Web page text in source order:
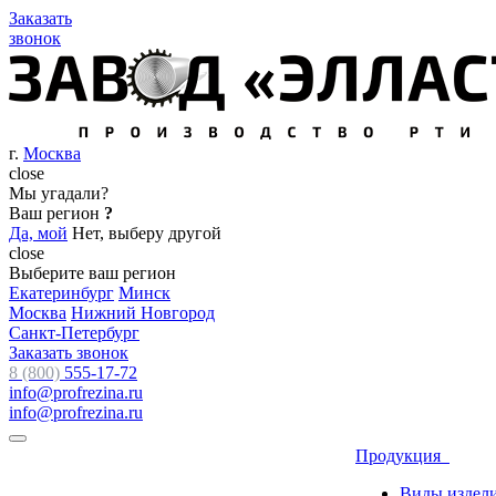
Заказать
звонок
г. Москва
close
Мы угадали?
Ваш регион ?
Да, мой Нет, выберу другой
close
Выберите ваш регион
Екатеринбург Минск
Москва Нижний Новгород
Санкт-Петербург
Заказать звонок
8 (800) 555-17-72
info@profrezina.ru
info@profrezina.ru
Продукция